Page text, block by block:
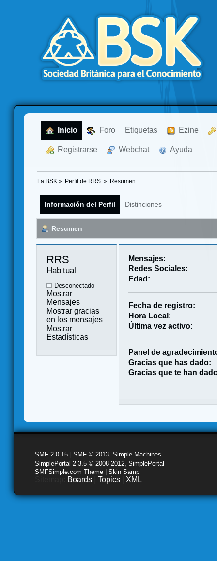
Inicio Foro Etiquetas Ezine
Registrarse Webchat Ayuda
La BSK » Perfil de RRS » Resumen
Información del Perfil Distinciones
Resumen
RRS
Habitual
Desconectado
Mostrar
Mensajes
Mostrar gracias
en los mensajes
Mostrar
Estadísticas
Mensajes:
Redes Sociales:
Edad:
Fecha de registro:
Hora Local:
Última vez activo:
Panel de
Gracias que has dado:
Gracias que te han
SMF 2.0.15 SMF © 2013 Simple Machines
SimplePortal 2.3.5 © 2008-2012, SimplePortal
SMFSimple.com Theme | Skin Samp
Boards Topics XML